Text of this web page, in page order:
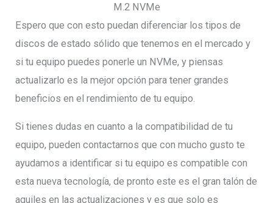
M.2 NVMe
Espero que con esto puedan diferenciar los tipos de
discos de estado sólido que tenemos en el mercado y
si tu equipo puedes ponerle un NVMe, y piensas
actualizarlo es la mejor opción para tener grandes
beneficios en el rendimiento de tu equipo.
Si tienes dudas en cuanto a la compatibilidad de tu
equipo, pueden contactarnos que con mucho gusto te
ayudamos a identificar si tu equipo es compatible con
esta nueva tecnología, de pronto este es el gran talón de
aquiles en las actualizaciones y es que solo es